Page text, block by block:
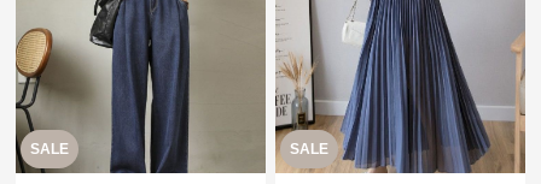
SALE SALE